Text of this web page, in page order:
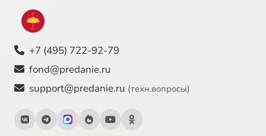
+7 (495) 722-92-79
fond@predanie.ru
support@predanie.ru (техн.вопросы)